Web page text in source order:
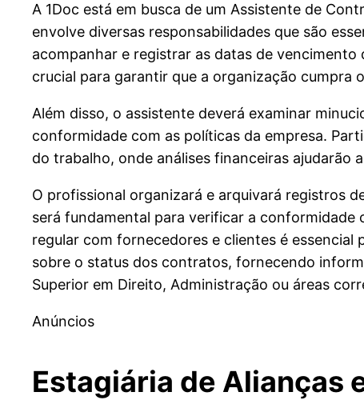
A 1Doc está em busca de um Assistente de
envolve diversas responsabilidades que são
acompanhar e registrar as datas de
crucial para garantir que a organização cumpra
Além disso, o assistente deverá examinar
conformidade com as políticas da empresa.
do trabalho, onde análises financeiras ajudarão
O profissional organizará e arquivará registros
será fundamental para verificar a
regular com fornecedores e clientes é
sobre o status dos contratos, fornecendo
Superior em Direito, Administração ou áreas
Anúncios
Estagiária de Alianças